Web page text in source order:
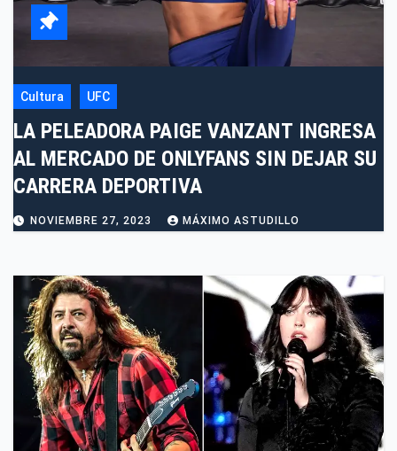
Cultura UFC
LA PELEADORA PAIGE VANZANT INGRESA
AL MERCADO DE ONLYFANS SIN DEJAR SU
CARRERA DEPORTIVA
NOVIEMBRE 27, 2023 MÁXIMO ASTUDILLO